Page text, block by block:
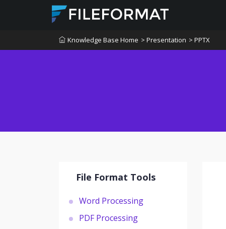
Knowledge Base Home > Presentation > PPTX
File Format Tools
Word Processing
PDF Processing